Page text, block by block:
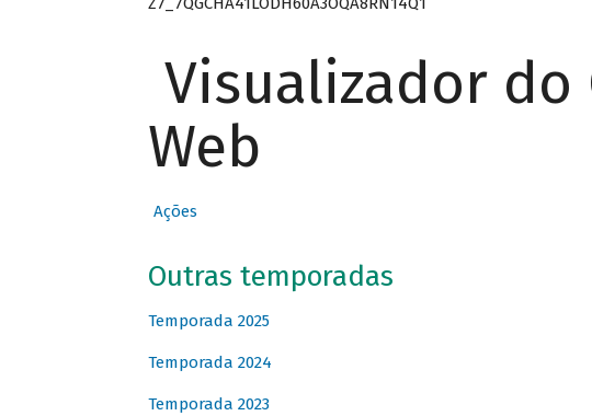
Visualizador do
Web
Ações
Outras temporadas
Temporada 2025
Temporada 2024
Temporada 2023